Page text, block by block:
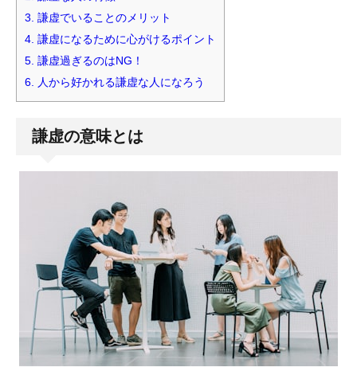
3. 謙虚でいることのメリット
4. 謙虚になるために心がけるポイント
5. 謙虚過ぎるのはNG！
6.
人から好かれる謙虚な人になろう
謙虚の意味とは